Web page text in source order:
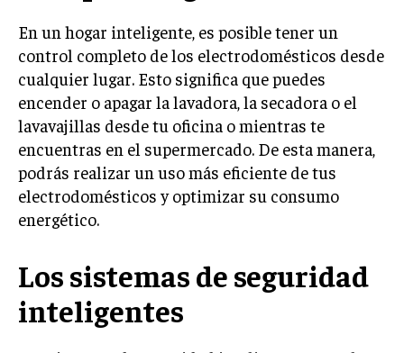
En un hogar inteligente, es posible tener un
control completo de los electrodomésticos desde
cualquier lugar. Esto significa que puedes
encender o apagar la lavadora, la secadora o el
lavavajillas desde tu oficina o mientras te
encuentras en el supermercado. De esta manera,
podrás realizar un uso más eficiente de tus
electrodomésticos y optimizar su consumo
energético.
Los sistemas de seguridad
inteligentes